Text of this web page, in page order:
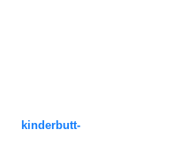
kinderbutt-